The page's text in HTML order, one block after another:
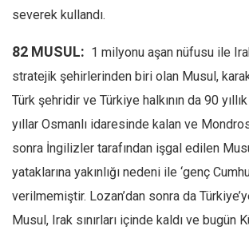
Dosyalar
severek kullandı.
82 MUSUL: 1 milyonu aşan nüfusu ile
stratejik şehirlerinden biri olan Musul,
Türk şehridir ve Türkiye halkının da 90
yıllar Osmanlı idaresinde kalan ve
sonra İngilizler tarafından işgal edilen
yataklarına yakınlığı nedeni ile ‘genç
verilmemiştir. Lozan’dan sonra da
Musul, Irak sınırları içinde kaldı ve bugün